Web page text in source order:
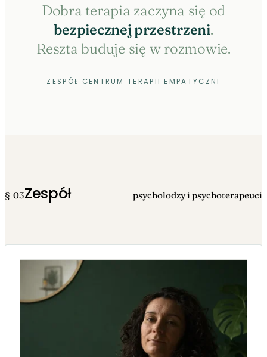
Dobra terapia zaczyna się od
bezpiecznej przestrzeni.
Reszta buduje się w rozmowie.
ZESPÓŁ CENTRUM TERAPII EMPATYCZNI
§ 03Zespół psycholodzy i psychoterapeuci